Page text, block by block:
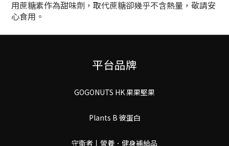
用蔗糖素作為甜味劑，取代蔗糖卻幾乎不含熱量，敬請安
心食用。
平台品牌
GOGONUTS HK 果果堅果
Plants B 彼蛋白
守衛者丨謍養．健身補給品